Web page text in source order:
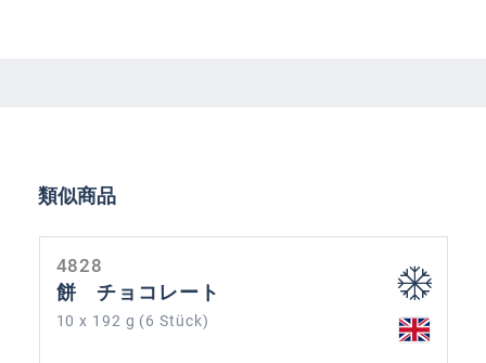
Skip product gallery
類似商品
4828
餅 チョコレート
10 x 192 g (6 Stück)